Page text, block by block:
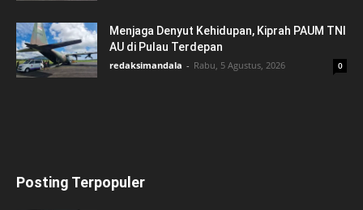
Menjaga Denyut Kehidupan, Kiprah PAUM TNI
AU di Pulau Terdepan
redaksimandala - Rabu, 5 Agustus, 2026 0
Posting Terpopuler